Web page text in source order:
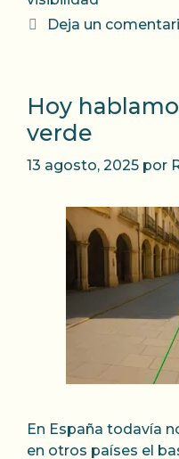
Deja un
Hoy
verde
13 agosto, 2025 por
En España todavía
en otros países el